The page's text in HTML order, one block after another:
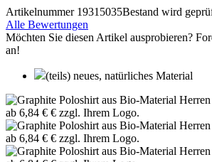
Artikelnummer 19315035Bestand wird
Alle Bewertungen
Möchten Sie diesen Artikel ausprobieren?
an!
(teils) neues, natürliches Material